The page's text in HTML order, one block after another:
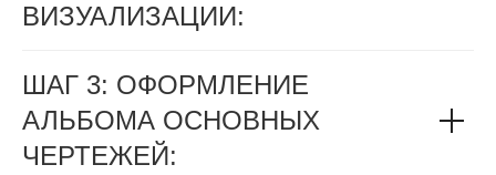
ВИЗУАЛИЗАЦИИ:
ШАГ 3: ОФОРМЛЕНИЕ
АЛЬБОМА ОСНОВНЫХ
ЧЕРТЕЖЕЙ: